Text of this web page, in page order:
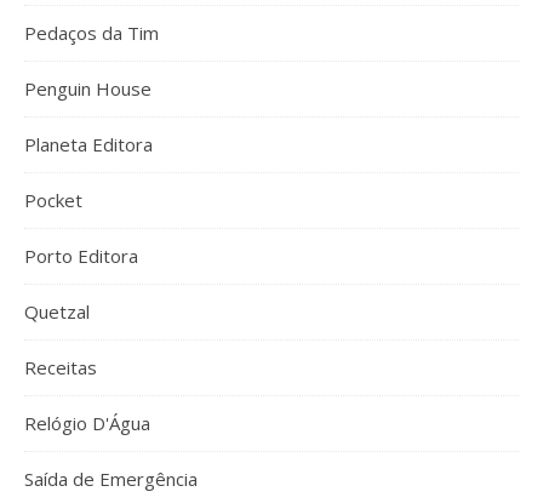
Pedaços da Tim
Penguin House
Planeta Editora
Pocket
Porto Editora
Quetzal
Receitas
Relógio D'Água
Saída de Emergência